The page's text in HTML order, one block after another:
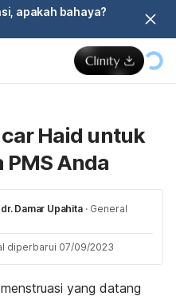
apakah bahaya?
Haid untuk
PMS Anda
dr. Damar Upahita · General
diperbarui 07/09/2023
yang datang